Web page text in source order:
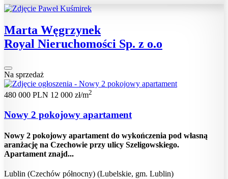
Marta Węgrzynek
Royal Nieruchomości Sp. z o.o
Na sprzedaż
480 000 PLN 12 000 zł/m2
Nowy 2 pokojowy apartament
Nowy 2 pokojowy apartament do wykończenia pod własną
aranżację na Czechowie przy ulicy Szeligowskiego.
Apartament znajd...
Lublin (Czechów północny) (Lubelskie, gm. Lublin)